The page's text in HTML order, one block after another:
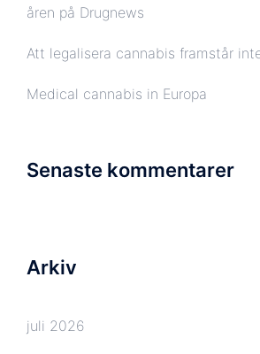
åren på Drugnews
Att legalisera cannabis framstår
Medical cannabis in Europa
Senaste kommentarer
Arkiv
juli 2026